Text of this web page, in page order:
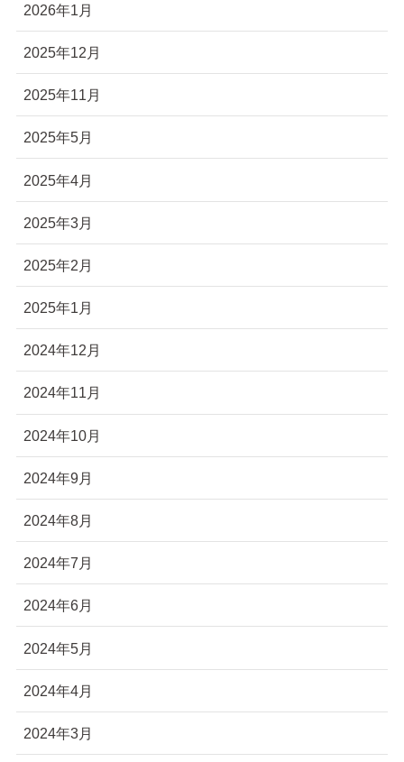
2026年1月
2025年12月
2025年11月
2025年5月
2025年4月
2025年3月
2025年2月
2025年1月
2024年12月
2024年11月
2024年10月
2024年9月
2024年8月
2024年7月
2024年6月
2024年5月
2024年4月
2024年3月